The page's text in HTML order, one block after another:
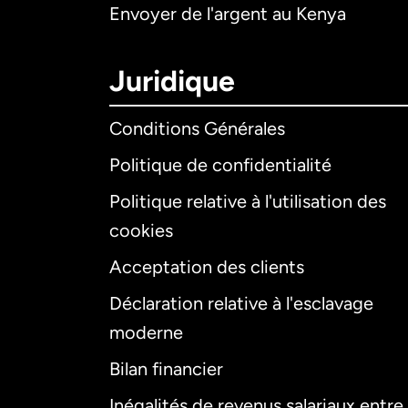
Envoyer de l'argent au Kenya
Juridique
Conditions Générales
Politique de confidentialité
Politique relative à l'utilisation des
cookies
Acceptation des clients
Déclaration relative à l'esclavage
moderne
Bilan financier